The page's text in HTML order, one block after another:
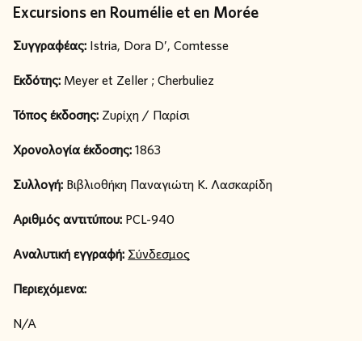
Excursions en Roumélie et en Morée
Συγγραφέας: Istria, Dora D’, Comtesse
Εκδότης: Meyer et Zeller ; Cherbuliez
Τόπος έκδοσης: Ζυρίχη / Παρίσι
Χρονολογία έκδοσης:1863
Συλλογή: Βιβλιοθήκη Παναγιώτη Κ. Λασκαρίδη
Αριθμός αντιτύπου: PCL-940
Αναλυτική εγγραφή: Σύνδεσμος
Περιεχόμενα:
N/A